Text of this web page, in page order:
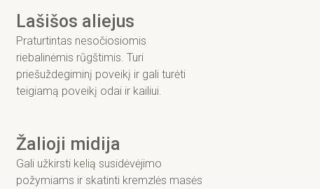
Lašišos aliejus
Praturtintas nesočiosiomis
riebalinėmis rūgštimis. Turi
priešuždegiminį poveikį ir gali turėti
teigiamą poveikį odai ir kailiui.
Žalioji midija
Gali užkirsti kelią susidėvėjimo
požymiams ir skatinti kremzlės masės